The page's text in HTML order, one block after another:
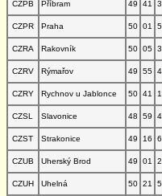
CZPB
Příbram 49 41
CZPR
Praha 50 01
CZRA
Rakovník 50 05
CZRV
Rýmařov 49 55
CZRY
Rychnov u Jablonce 50 41
CZSL
Slavonice 48 59
CZST
Strakonice 49 16
CZUB
Uherský Brod 49 01
CZUH
Uhelná 50 21